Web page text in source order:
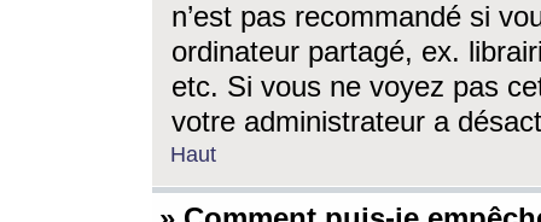
n’est pas recommandé si
ordinateur partagé, ex.
etc. Si vous ne voyez pas
votre administrateur a
Haut